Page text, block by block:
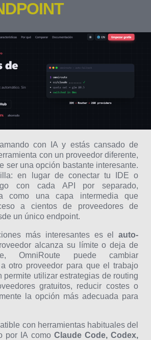
con IA y estás cansado de
con un proveedor diferente,
ser una opción bastante interesante.
en lugar de conectar tu IDE o
con cada API por separado,
como una capa intermedia que
a cientos de proveedores de
un único endpoint.
más interesantes es el auto-
alcanza su límite o deja de
OmniRoute puede cambiar
otro proveedor para que el trabajo
permite utilizar estrategias de routing
gratuitos, reducir costes o
la opción más adecuada para
con herramientas habituales del
por IA como Claude Code, Codex,